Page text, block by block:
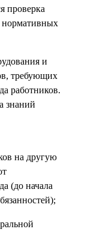
проверка
нормативных
и
требующих
работников.
знаний
на другую
(до начала